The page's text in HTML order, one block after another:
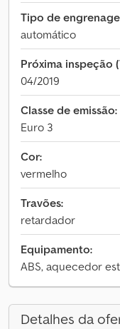
Tipo de
automático
Próxima inspeção
04/2019
Classe de emissão:
Euro 3
Cor:
vermelho
Travões:
retardador
Equipamento:
ABS, aquecedor
Detalhes da